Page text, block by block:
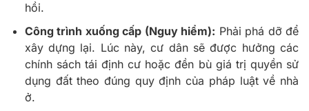
hồi.
Công trình xuống cấp (Nguy hiểm): Phải phá dỡ để
xây dựng lại. Lúc này, cư dân sẽ được hưởng các
chính sách tái định cư hoặc đền bù giá trị quyền sử
dụng đất theo đúng quy định của pháp luật về nhà
ở.